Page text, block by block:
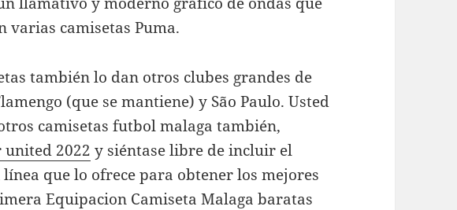
varias camisetas Puma.
también lo dan otros clubes grandes de
(que se mantiene) y São Paulo. Usted
camisetas futbol malaga también,
united 2022 y siéntase libre de incluir el
que lo ofrece para obtener los mejores
Equipacion Camiseta Malaga baratas